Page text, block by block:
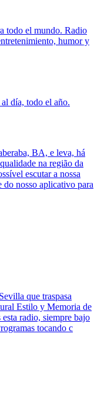
todo el mundo. Radio
humor y
día, todo el año.
BA, e leva, há
na região da
escutar a nossa
do nosso aplicativo para
que traspasa
Estilo y Memoria de
esta radio, siempre bajo
tocando c